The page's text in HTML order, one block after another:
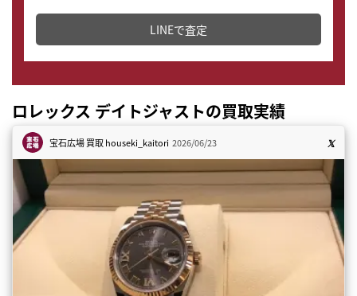
どこからでもすぐに査定金額を知ることが出来ます。
LINEで査定
ロレックス デイトジャストの買取実績
宝石広場 買取houseki_kaitori 2026/06/23